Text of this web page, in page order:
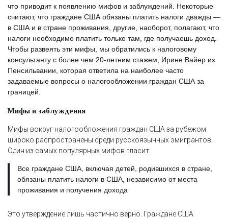
что приводит к появлению мифов и заблуждений. Некоторые
считают, что граждане США обязаны платить налоги дважды —
в США и в стране проживания, другие, наоборот, полагают, что
налоги необходимо платить только там, где получаешь доход.
Чтобы развеять эти мифы, мы обратились к налоговому
консультанту с более чем 20-летним стажем, Ирине Вайер из
Пенсильвании, которая ответила на наиболее часто
задаваемые вопросы о налогообложении граждан США за
границей.
Мифы и заблуждения
Мифы вокруг налогообложения граждан США за рубежом
широко распространены среди русскоязычных эмигрантов.
Один из самых популярных мифов гласит:
Все граждане США, включая детей, родившихся в стране,
обязаны платить налоги в США, независимо от места
проживания и получения дохода
Это утверждение лишь частично верно. Граждане США